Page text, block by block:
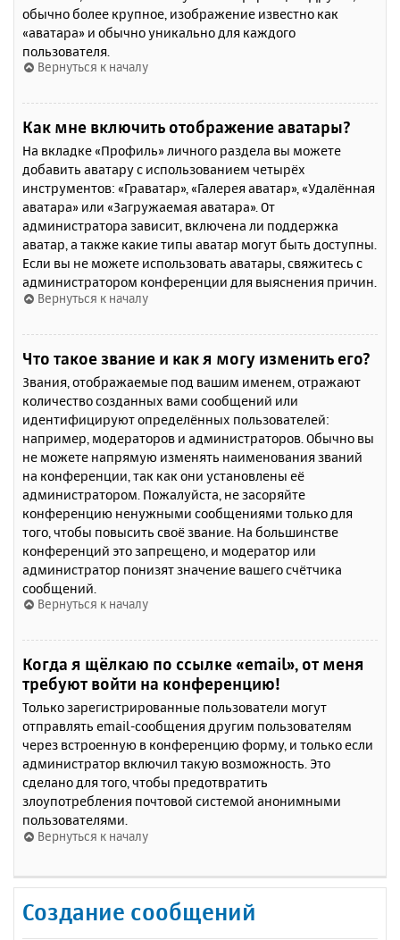
обычно более крупное, изображение известно как
«аватара» и обычно уникально для каждого
пользователя.
Вернуться к началу
Как мне включить отображение аватары?
На вкладке «Профиль» личного раздела вы можете
добавить аватару с использованием четырёх
инструментов: «Граватар», «Галерея аватар», «Удалённая
аватара» или «Загружаемая аватара». От
администратора зависит, включена ли поддержка
аватар, а также какие типы аватар могут быть доступны.
Если вы не можете использовать аватары, свяжитесь с
администратором конференции для выяснения причин.
Вернуться к началу
Что такое звание и как я могу изменить его?
Звания, отображаемые под вашим именем, отражают
количество созданных вами сообщений или
идентифицируют определённых пользователей:
например, модераторов и администраторов. Обычно вы
не можете напрямую изменять наименования званий
на конференции, так как они установлены её
администратором. Пожалуйста, не засоряйте
конференцию ненужными сообщениями только для
того, чтобы повысить своё звание. На большинстве
конференций это запрещено, и модератор или
администратор понизят значение вашего счётчика
сообщений.
Вернуться к началу
Когда я щёлкаю по ссылке «email», от меня
требуют войти на конференцию!
Только зарегистрированные пользователи могут
отправлять email-сообщения другим пользователям
через встроенную в конференцию форму, и только если
администратор включил такую возможность. Это
сделано для того, чтобы предотвратить
злоупотребления почтовой системой анонимными
пользователями.
Вернуться к началу
Создание сообщений